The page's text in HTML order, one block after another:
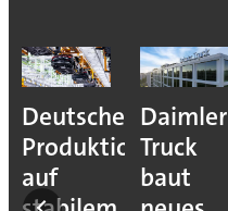
Deutsche
Produktion
auf
Daimler
Truck
baut